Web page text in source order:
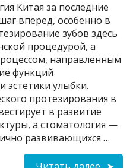
Китая за последние
вперёд, особенно в
зубов здесь
процедурой, а
направленным
функций
эстетики улыбки.
протезирования в
в развитие
а стоматология —
развивающихся …